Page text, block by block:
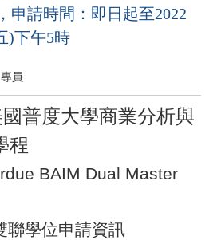
申請時間：即日起至2022
)下午5時
員
普度大學商業分析與
程
BAIM Dual Master
聯學位申請資訊